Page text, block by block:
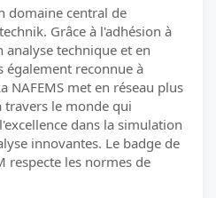
domaine central de
Grâce à l'adhésion à
analyse technique et en
également reconnue à
NAFEMS met en réseau plus
travers le monde qui
dans la simulation
innovantes. Le badge de
respecte les normes de